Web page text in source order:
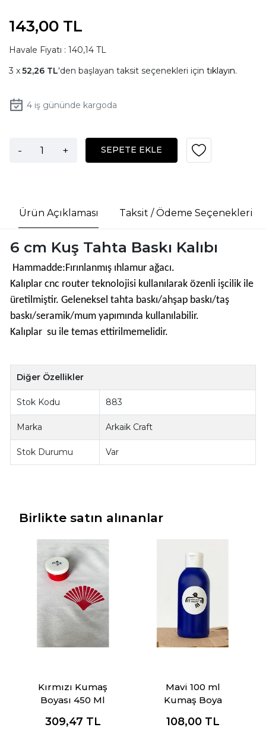
143,00 TL
Havale Fiyatı : 140,14 TL
52,26 TL'den başlayan taksit seçenekleri için tıklayın.
4iş gününde kargoda
- + SEPETE EKLE
Ürün Açıklaması Taksit / Ödeme Seçenekleri
6 cm Kuş Tahta Baskı Kalıbı
Hammadde:Fırınlanmış ıhlamur ağacı.
Kalıplar cnc router teknolojisi kullanılarak özenli işcilik ile
üretilmiştir. Geleneksel tahta baskı/ahşap baskı/taş
baskı/seramik/mum yapımında kullanılabilir.
Kalıplar su ile temas ettirilmemelidir.
Diğer Özellikler
Stok Kodu 883
Marka Arkaik Craft
Stok Durumu Var
Birlikte satın alınanlar
Kırmızı Kumaş
Boyası 450 Ml
309,47 TL
Mavi 100 ml
Kumaş Boya
108,00 TL